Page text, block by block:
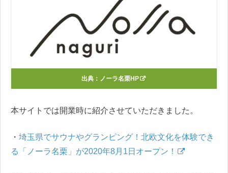
出典： ノーラ名栗HP
本サイトでは開業時に紹介させていただきました。
・ 埼玉県でサウナやグランピング！北欧文化を体験でき
る「ノーラ名栗」が2020年8月1日オープン！